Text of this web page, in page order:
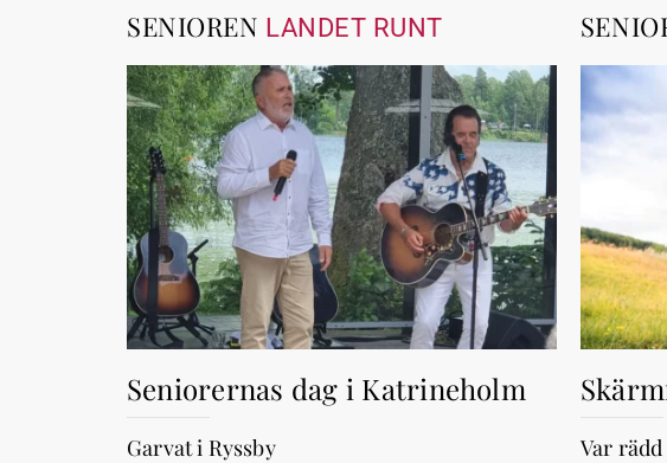
SENIOREN LANDET RUNT
Seniorernas dag i Katrineholm
Garvat i Ryssby
Var